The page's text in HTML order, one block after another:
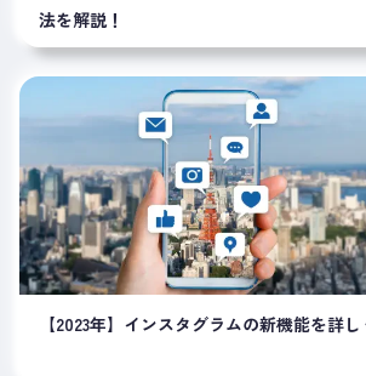
法を解説！
【2023年】インスタグラムの新機能を詳し